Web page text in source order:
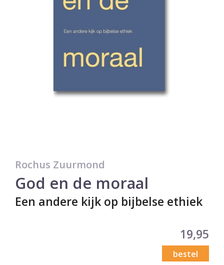
Rochus Zuurmond
God en de moraal
Een andere kijk op bijbelse ethiek
19,95
bestel